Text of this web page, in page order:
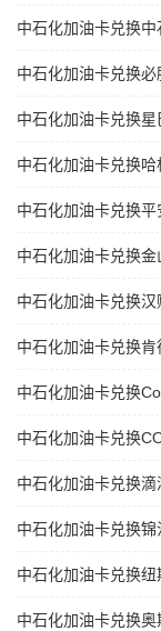
中石化加油卡兑换中
中石化加油卡兑换必
中石化加油卡兑换星
中石化加油卡兑换
中石化加油卡兑换
中石化加油卡兑换金
中石化加油卡兑换汉
中石化加油卡兑换肯
中石化加油卡兑换
中石化加油卡兑换
中石化加油卡兑换滴
中石化加油卡兑换
中石化加油卡兑换纽
中石化加油卡兑换